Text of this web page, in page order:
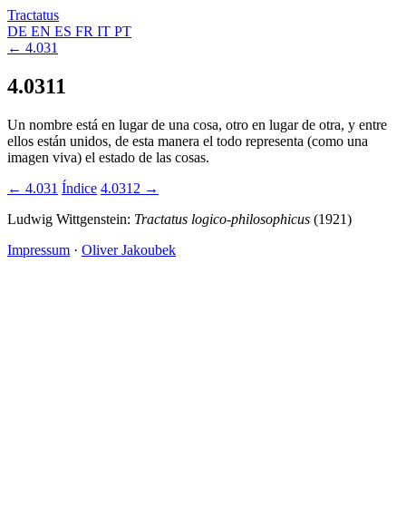
Tractatus
DE EN ES FR IT PT
← 4.031
4.0311
Un nombre está en lugar de una cosa, otro en lugar de otra, y entre
ellos están unidos, de esta manera el todo representa (como una
imagen viva) el estado de las cosas.
← 4.031 Índice 4.0312 →
Ludwig Wittgenstein: Tractatus logico-philosophicus (1921)
Impressum · Oliver Jakoubek